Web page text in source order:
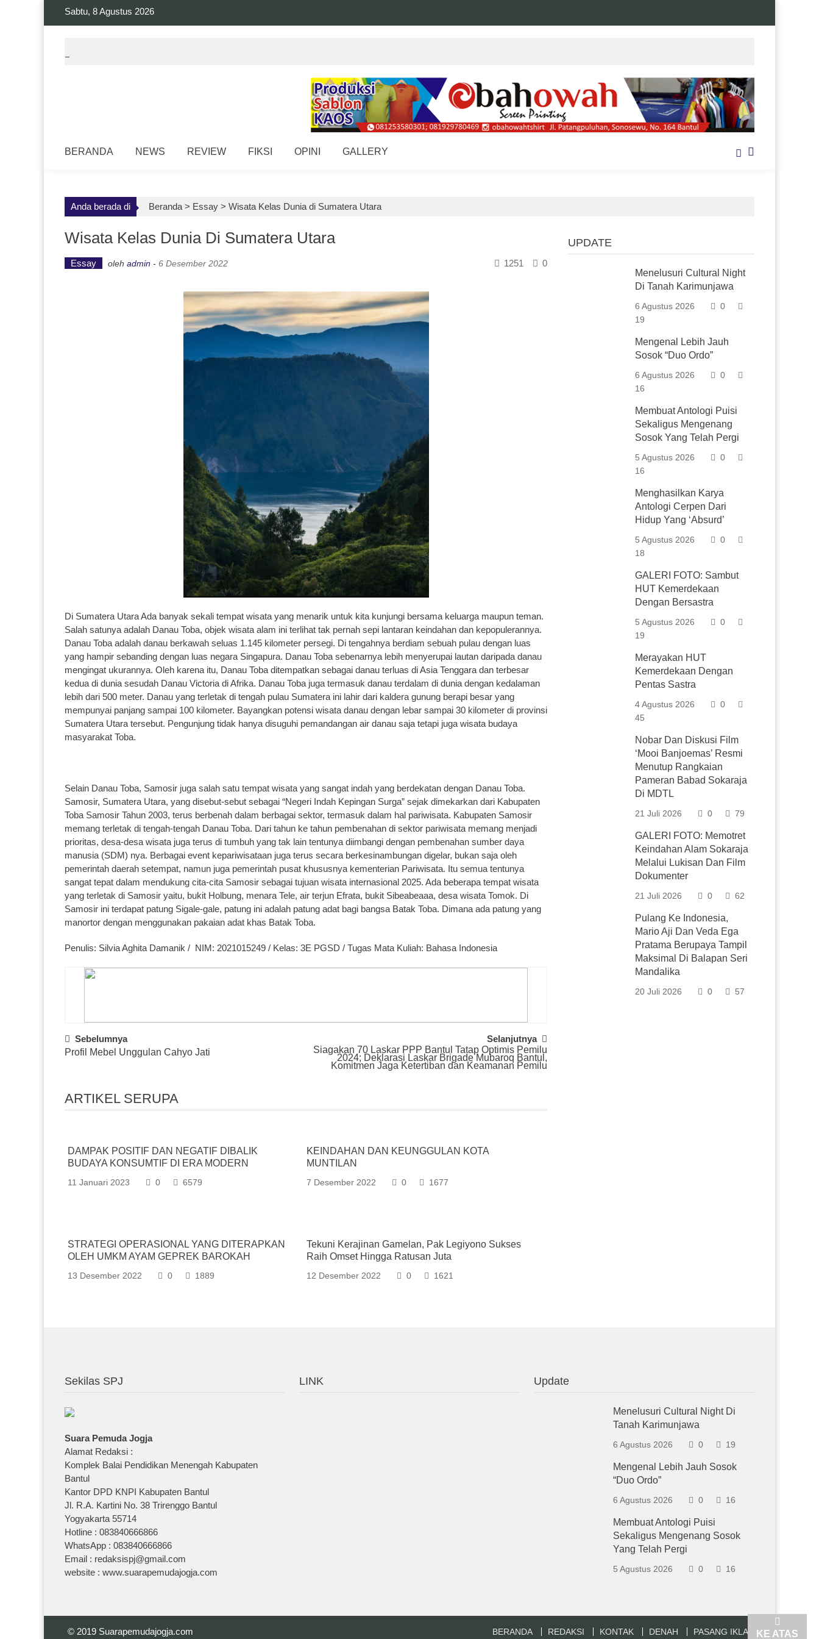
Sabtu, 8 Agustus 2026
BERANDA NEWS REVIEW FIKSI OPINI GALLERY
Anda berada di Beranda > Essay > Wisata Kelas Dunia di Sumatera Utara
Wisata Kelas Dunia Di Sumatera Utara
Essay oleh admin - 6 Desember 2022 0
1251
Di Sumatera Utara Ada banyak sekali tempat wisata yang menarik untuk kita kunjungi bersama keluarga maupun teman.
Salah satunya adalah Danau Toba, objek wisata alam ini terlihat tak pernah sepi lantaran keindahan dan kepopulerannya.
Danau Toba adalah danau berkawah seluas 1.145 kilometer persegi. Di tengahnya berdiam sebuah pulau dengan luas
yang hampir sebanding dengan luas negara Singapura. Danau Toba sebenarnya lebih menyerupai lautan daripada danau
mengingat ukurannya. Oleh karena itu, Danau Toba ditempatkan sebagai danau terluas di Asia Tenggara dan terbesar
kedua di dunia sesudah Danau Victoria di Afrika. Danau Toba juga termasuk danau terdalam di dunia dengan kedalaman
lebih dari 500 meter. Danau yang terletak di tengah pulau Sumatera ini lahir dari kaldera gunung berapi besar yang
mempunyai panjang sampai 100 kilometer. Bayangkan potensi wisata danau dengan lebar sampai 30 kilometer di provinsi
Sumatera Utara tersebut. Pengunjung tidak hanya disuguhi pemandangan air danau saja tetapi juga wisata budaya
masyarakat Toba.
Selain Danau Toba, Samosir juga salah satu tempat wisata yang sangat indah yang berdekatan dengan Danau Toba.
Samosir, Sumatera Utara, yang disebut-sebut sebagai “Negeri Indah Kepingan Surga” sejak dimekarkan dari Kabupaten
Toba Samosir Tahun 2003, terus berbenah dalam berbagai sektor, termasuk dalam hal pariwisata. Kabupaten Samosir
memang terletak di tengah-tengah Danau Toba. Dari tahun ke tahun pembenahan di sektor pariwisata memang menjadi
prioritas, desa-desa wisata juga terus di tumbuh yang tak lain tentunya diimbangi dengan pembenahan sumber daya
manusia (SDM) nya. Berbagai event kepariwisataan juga terus secara berkesinambungan digelar, bukan saja oleh
pemerintah daerah setempat, namun juga pemerintah pusat khususnya kementerian Pariwisata. Itu semua tentunya
sangat tepat dalam mendukung cita-cita Samosir sebagai tujuan wisata internasional 2025. Ada beberapa tempat wisata
yang terletak di Samosir yaitu, bukit Holbung, menara Tele, air terjun Efrata, bukit Sibeabeaaa, desa wisata Tomok. Di
Samosir ini terdapat patung Sigale-gale, patung ini adalah patung adat bagi bangsa Batak Toba. Dimana ada patung yang
manortor dengan menggunakan pakaian adat khas Batak Toba.
Penulis: Silvia Aghita Damanik / NIM: 2021015249 / Kelas: 3E PGSD / Tugas Mata Kuliah: Bahasa Indonesia
Post
Navigation
Sebelumnya
Profil Mebel Unggulan Cahyo Jati
Selanjutnya
Siagakan 70 Laskar PPP Bantul Tatap Optimis Pemilu
2024; Deklarasi Laskar Brigade Mubaroq Bantul,
Komitmen Jaga Ketertiban dan Keamanan Pemilu
ARTIKEL SERUPA
DAMPAK POSITIF DAN NEGATIF DIBALIK
BUDAYA KONSUMTIF DI ERA MODERN
11 Januari 2023 0 6579
KEINDAHAN DAN KEUNGGULAN KOTA
MUNTILAN
7 Desember 2022 0 1677
STRATEGI OPERASIONAL YANG DITERAPKAN
OLEH UMKM AYAM GEPREK BAROKAH
13 Desember 2022 0 1889
Tekuni Kerajinan Gamelan, Pak Legiyono Sukses
Raih Omset Hingga Ratusan Juta
12 Desember 2022 0 1621
UPDATE
Menelusuri Cultural Night
Di Tanah Karimunjawa
6 Agustus 2026
0
19
Mengenal Lebih Jauh
Sosok “Duo Ordo”
6 Agustus 2026
0
16
Membuat Antologi Puisi
Sekaligus Mengenang
Sosok Yang Telah Pergi
5 Agustus 2026
0
16
Menghasilkan Karya
Antologi Cerpen Dari
Hidup Yang ‘Absurd’
5 Agustus 2026
0
18
GALERI FOTO: Sambut
HUT Kemerdekaan
Dengan Bersastra
5 Agustus 2026
0
19
Merayakan HUT
Kemerdekaan Dengan
Pentas Sastra
4 Agustus 2026
0
45
Nobar Dan Diskusi Film
‘Mooi Banjoemas’ Resmi
Menutup Rangkaian
Pameran Babad Sokaraja
Di MDTL
21 Juli 2026 0 79
GALERI FOTO: Memotret
Keindahan Alam Sokaraja
Melalui Lukisan Dan Film
Dokumenter
21 Juli 2026 0 62
Pulang Ke Indonesia,
Mario Aji Dan Veda Ega
Pratama Berupaya Tampil
Maksimal Di Balapan Seri
Mandalika
20 Juli 2026 0 57
Sekilas SPJ
Suara Pemuda Jogja
Alamat Redaksi :
Komplek Balai Pendidikan Menengah Kabupaten
Bantul
Kantor DPD KNPI Kabupaten Bantul
Jl. R.A. Kartini No. 38 Trirenggo Bantul
Yogyakarta 55714
Hotline : 083840666866
WhatsApp : 083840666866
Email : redaksispj@gmail.com
website : www.suarapemudajogja.com
LINK Update
Menelusuri Cultural Night Di
Tanah Karimunjawa
6 Agustus 2026 0 19
Mengenal Lebih Jauh Sosok
“Duo Ordo”
6 Agustus 2026 0 16
Membuat Antologi Puisi
Sekaligus Mengenang Sosok
Yang Telah Pergi
5 Agustus 2026 0 16
© 2019 Suarapemudajogja.com BERANDA REDAKSI KONTAK DENAH PASANG IKLAN KE ATAS